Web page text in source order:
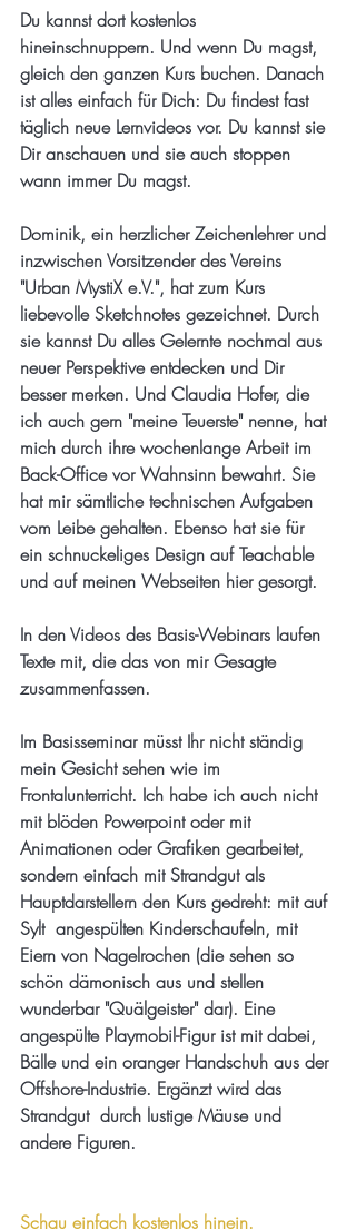
Du kannst dort kostenlos
hineinschnuppern. Und wenn Du magst,
gleich den ganzen Kurs buchen. Danach
ist alles einfach für Dich: Du findest fast
täglich neue Lernvideos vor. Du kannst sie
Dir anschauen und sie auch stoppen
wann immer Du magst.
Dominik, ein herzlicher Zeichenlehrer und
inzwischen Vorsitzender des Vereins
"Urban MystiX e.V.", hat zum Kurs
liebevolle Sketchnotes gezeichnet. Durch
sie kannst Du alles Gelernte nochmal aus
neuer Perspektive entdecken und Dir
besser merken. Und Claudia Hofer, die
ich auch gern "meine Teuerste" nenne, hat
mich durch ihre wochenlange Arbeit im
Back-Office vor Wahnsinn bewahrt. Sie
hat mir sämtliche technischen Aufgaben
vom Leibe gehalten. Ebenso hat sie für
ein schnuckeliges Design auf Teachable
und auf meinen Webseiten hier gesorgt.
In den Videos des Basis-Webinars laufen
Texte mit, die das von mir Gesagte
zusammenfassen.
Im Basisseminar müsst Ihr nicht ständig
mein Gesicht sehen wie im
Frontalunterricht. Ich habe ich auch nicht
mit blöden Powerpoint oder mit
Animationen oder Grafiken gearbeitet,
sondern einfach mit Strandgut als
Hauptdarstellern den Kurs gedreht: mit auf
Sylt  angespülten Kinderschaufeln, mit
Eiern von Nagelrochen (die sehen so
schön dämonisch aus und stellen
wunderbar "Quälgeister" dar). Eine
angespülte Playmobil-Figur ist mit dabei,
Bälle und ein oranger Handschuh aus der
Offshore-Industrie. Ergänzt wird das
Strandgut  durch lustige Mäuse und
andere Figuren.
Schau einfach kostenlos hinein.